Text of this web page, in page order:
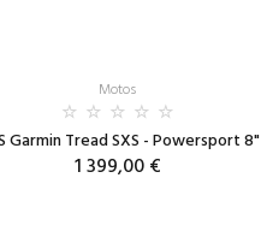
Motos
Garmin Tread SXS - Powersport 8"
1 399,00 €